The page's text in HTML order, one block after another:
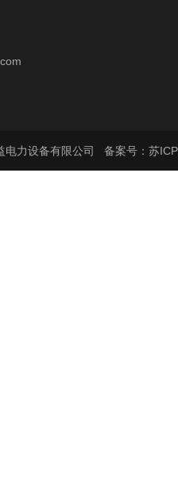
电力设备有限公司 备案号：苏